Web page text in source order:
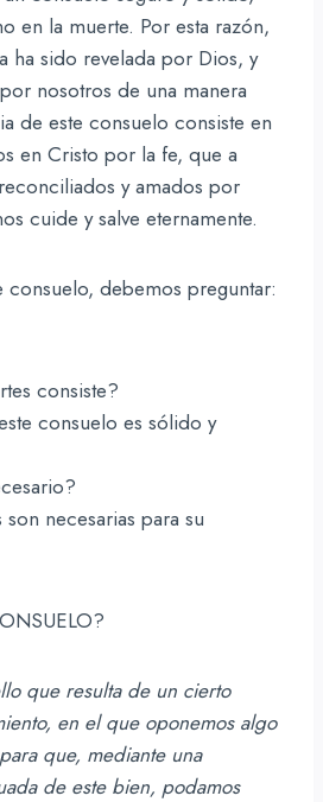
en la muerte. Por esta razón,
ha sido revelada por Dios, y
nosotros de una manera
de este consuelo consiste en
en Cristo por la fe, que a
y amados por
cuide y salve eternamente.
consuelo, debemos preguntar:
consiste?
consuelo es sólido y
son necesarias para su
que resulta de un cierto
en el que oponemos algo
que, mediante una
de este bien, podamos